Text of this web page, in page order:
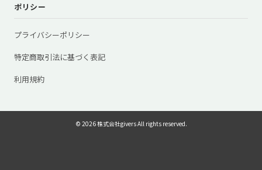
ポリシー
プライバシーポリシー
特定商取引法に基づく表記
利用規約
© 2026 株式会社givers All rights reserved.